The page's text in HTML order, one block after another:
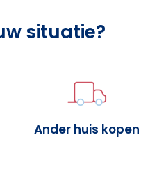
situatie?
Ander huis kopen